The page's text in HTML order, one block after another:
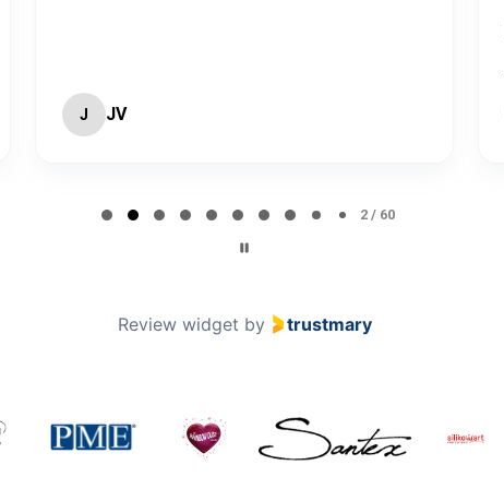
foliopallo Z kirjain
(102cm)
7,90 €
J JV
2 / 60
Review widget by trustmary